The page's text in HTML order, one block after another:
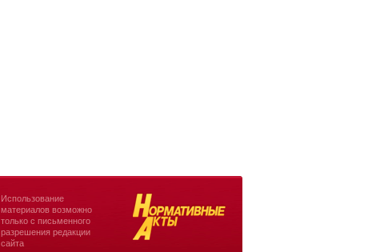
Использование
материалов возможно
только с письменного
разрешения редакции
сайта